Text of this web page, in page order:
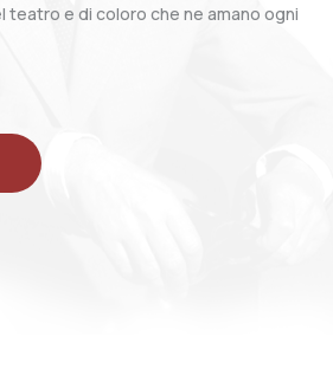
teatro e di coloro che ne amano ogni